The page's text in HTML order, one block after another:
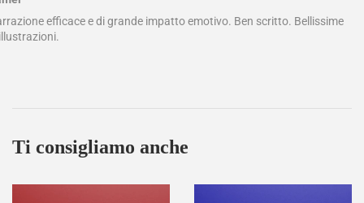
efficace e di grande impatto emotivo. Ben scritto. Bellissime
Ti consigliamo anche